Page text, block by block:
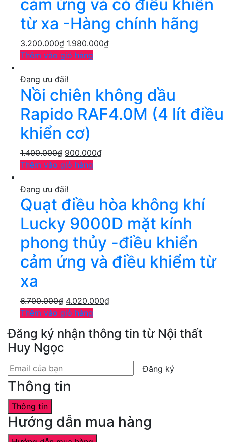
cảm ứng và có điều khiển
từ xa -Hàng chính hãng
3.200.000₫ 1.980.000₫
Thêm vào giỏ hàng
Đang ưu đãi!
Nồi chiên không dầu
Rapido RAF4.0M (4 lít điều
khiển cơ)
1.400.000₫ 900.000₫
Thêm vào giỏ hàng
Đang ưu đãi!
Quạt điều hòa không khí
Lucky 9000D mặt kính
phong thủy -điều khiển
cảm ứng và điều khiểm từ
xa
6.700.000₫ 4.020.000₫
Thêm vào giỏ hàng
Đăng ký nhận thông tin từ Nội thất
Huy Ngọc
Đăng ký
Thông tin
Thông tin
Hướng dẫn mua hàng